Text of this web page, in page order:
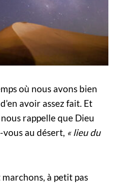
où nous avons bien
avoir assez fait. Et
rappelle que Dieu
au désert, « lieu du
à petit pas